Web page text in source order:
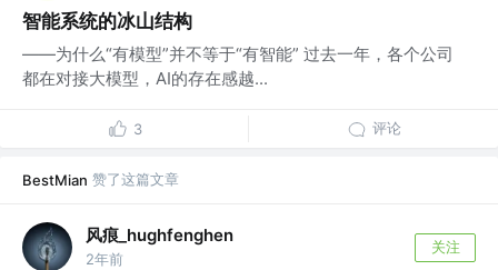
智能系统的冰山结构
——为什么“有模型”并不等于“有智能” 过去一年，各个公司
都在对接大模型，AI的存在感越...
3 评论
BestMian 赞了这篇文章
风痕_hughfenghen
2年前
关注